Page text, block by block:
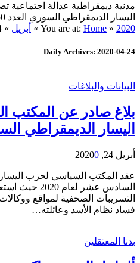
مدنية ديمقراطية عدالة اجتماعية
اليسار الديمقراطي السوري العدد 1250 الأحد 09/01/2023
You are at: Home » 2020
» أبريل »
Daily Archives: 2020-04-24
البيانات والبلاغات
بلاغ صادر عن
اليسار الديمقراطي
أبريل 24, 2020 0
عقد المكتب السياسي لحزب
السادس عشر
التسريبات الصحفية لمواقع
فساد نظام الأسد وعائلته…
بدنا المعتقلين